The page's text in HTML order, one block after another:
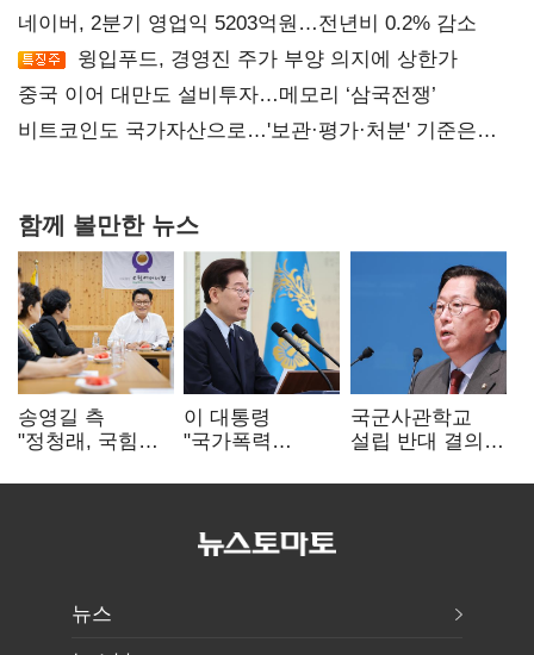
네이버, 2분기 영업익 5203억원…전년비 0.2% 감소
윙입푸드, 경영진 주가 부양 의지에 상한가
중국 이어 대만도 설비투자…메모리 ‘삼국전쟁’
비트코인도 국가자산으로…'보관·평가·처분' 기준은
함께 볼만한 뉴스
송영길 측
"정청래, 국힘
민주당 대표로
이 대통령
"국가폭력
적극적 조사로
국군사관학교
설립 반대 결의안
"정치적 목적
뉴스